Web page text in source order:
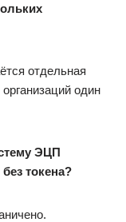
отдельная
один
ЭЦП
токена?